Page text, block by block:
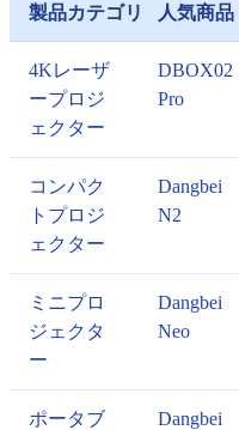
製品カテゴリ 人気商品
4Kレーザ
ープロジ
ェクター
DBOX02
Pro
コンパク
トプロジ
ェクター
Dangbei
N2
ミニプロ
ジェクタ
ー
Dangbei
Neo
ポータブ
Dangbei